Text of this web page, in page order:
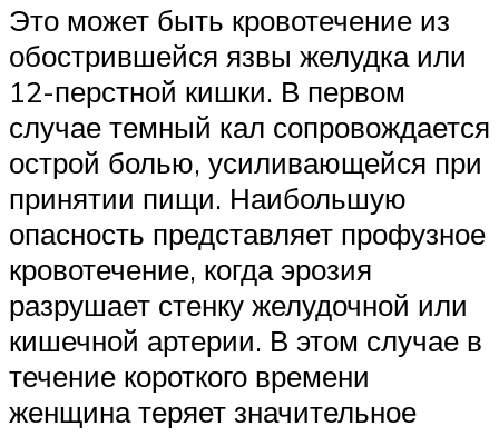
Это может быть кровотечение из
обострившейся язвы желудка или
12-перстной кишки. В первом
случае темный кал сопровождается
острой болью, усиливающейся при
принятии пищи. Наибольшую
опасность представляет профузное
кровотечение, когда эрозия
разрушает стенку желудочной или
кишечной артерии. В этом случае в
течение короткого времени
женщина теряет значительное